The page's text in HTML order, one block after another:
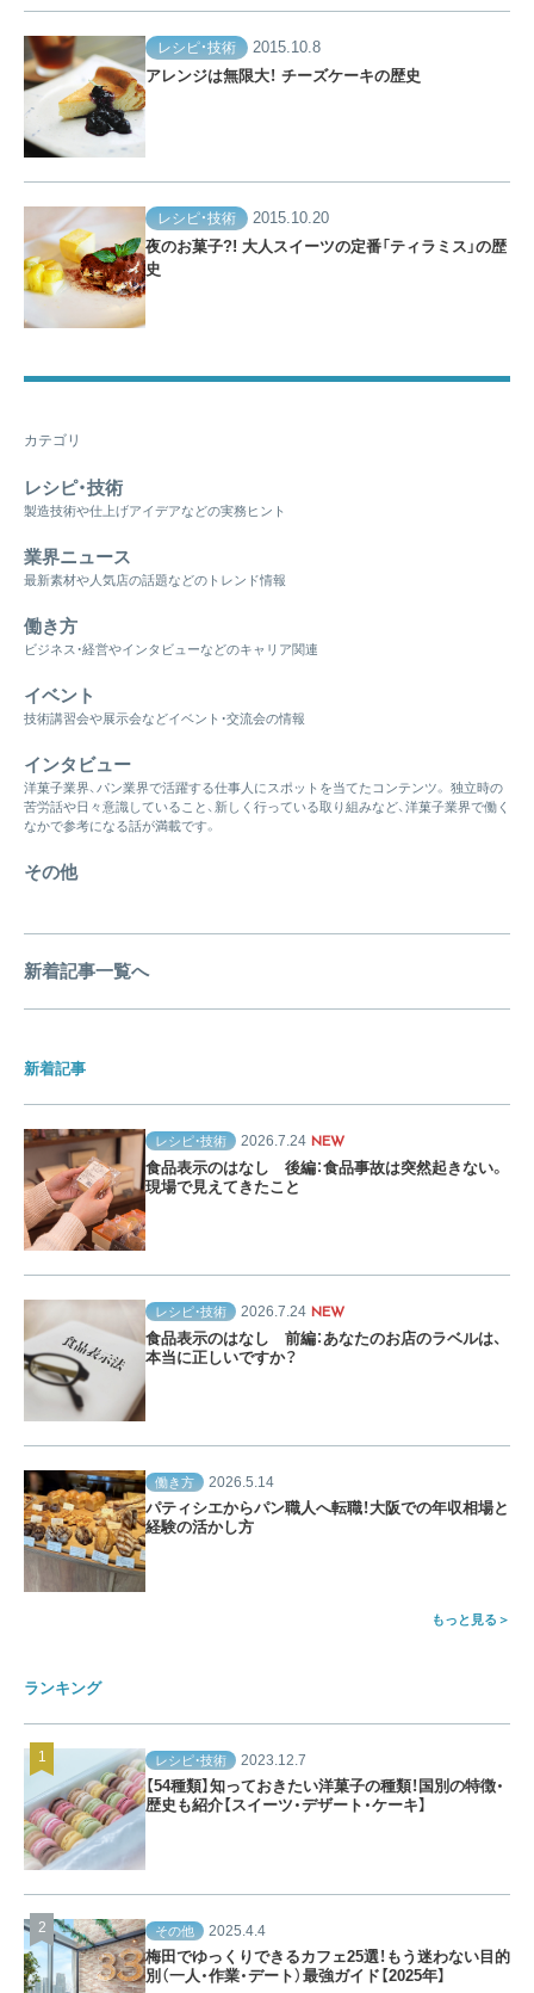
レシピ・技術
2015.10.8
アレンジは無限大！ チーズケーキの歴史
レシピ・技術
2015.10.20
夜のお菓子?! 大人スイーツの定番「ティラミス」の歴
史
カテゴリ
レシピ・技術
製造技術や仕上げアイデアなどの実務ヒント
業界ニュース
最新素材や人気店の話題などのトレンド情報
働き方
ビジネス・経営やインタビューなどのキャリア関連
イベント
技術講習会や展示会などイベント・交流会の情報
インタビュー
洋菓子業界、パン業界で活躍する仕事人にスポットを当てたコンテンツ。 独立時の
苦労話や日々意識していること、新しく行っている取り組みなど、洋菓子業界で働く
なかで参考になる話が満載です。
その他
新着記事一覧へ
新着記事
レシピ・技術 2026.7.24 NEW
食品表示のはなし 後編：食品事故は突然起きない。
現場で見えてきたこと
レシピ・技術 2026.7.24 NEW
食品表示のはなし 前編：あなたのお店のラベルは、
本当に正しいですか？
働き方 2026.5.14
パティシエからパン職人へ転職！大阪での年収相場と
経験の活かし方
もっと見る
ランキング
レシピ・技術 2023.12.7
【54種類】知っておきたい洋菓子の種類！国別の特徴・
歴史も紹介【スイーツ・デザート・ケーキ】
その他 2025.4.4
梅田でゆっくりできるカフェ25選！もう迷わない目的
別（一人・作業・デート）最強ガイド【2025年】